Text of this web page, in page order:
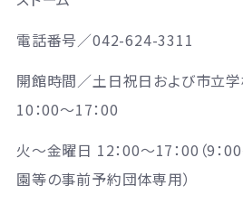
電話番号／042-624-3311
開館時間／土日祝日および市立
10：00～17：00
火～金曜日 12：00～17：00（9：
園等の事前予約団体専用）